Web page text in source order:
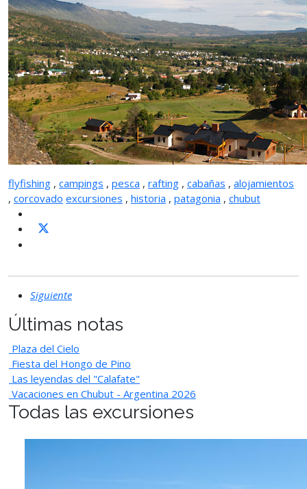
flyfishing , campings , pesca , rafting , cabañas , alojamientos
, corcovado excursiones , historia , patagonia , chubut
Siguiente
Últimas notas
Plaza del Cielo
Fiesta del Hongo de Pino
Las leyendas del "Calafate"
Vacaciones en Chubut - Argentina 2026
Todas las excursiones